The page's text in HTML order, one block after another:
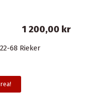
68 Rieker
1 200,00 kr